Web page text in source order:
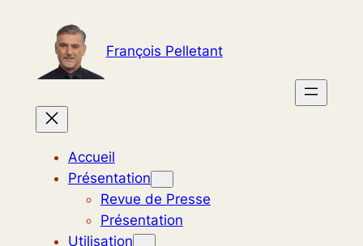
contenu
François Pelletant
Accueil
Présentation
Revue de Presse
Présentation
Utilisation